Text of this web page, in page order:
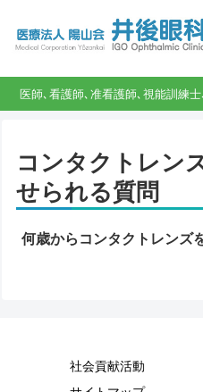
医師､看護師､准看護師､視能訓練
コンタクトレン
せられる質問
何歳からコンタクトレンズ
社会貢献活動